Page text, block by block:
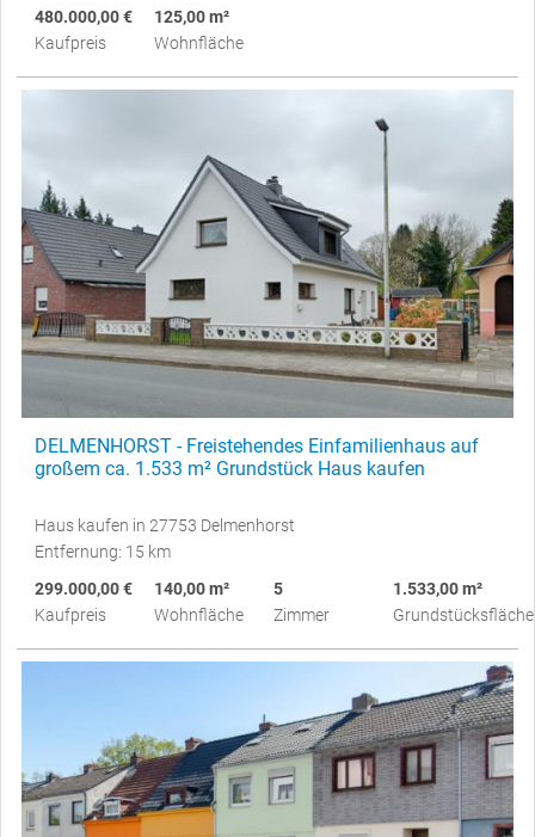
480.000,00 €
Kaufpreis
125,00 m²
Wohnfläche
DELMENHORST - Freistehendes Einfamilienhaus auf
großem ca. 1.533 m² Grundstück Haus kaufen
Haus kaufen in 27753 Delmenhorst
Entfernung: 15 km
299.000,00 €
Kaufpreis
140,00 m²
Wohnfläche
5
Zimmer
1.533,00 m²
Grundstücksfläche